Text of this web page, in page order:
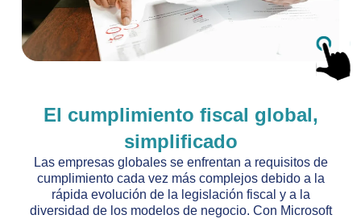
El cumplimiento fiscal global,
simplificado
Las empresas globales se enfrentan a requisitos de
cumplimiento cada vez más complejos debido a la
rápida evolución de la legislación fiscal y a la
diversidad de los modelos de negocio. Con Microsoft